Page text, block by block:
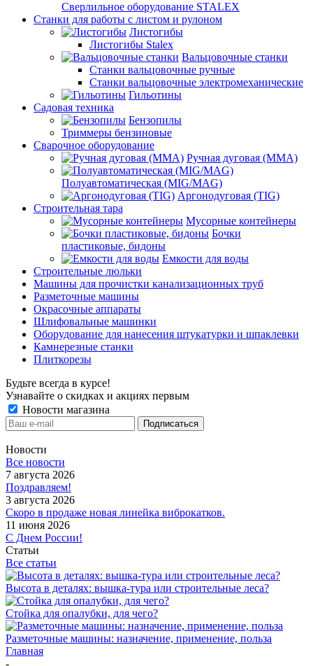
Сверлильное оборудование STALEX
Станки для работы с листом и рулоном
Листогибы
Листогибы Stalex
Вальцовочные станки
Станки вальцовочные ручные
Станки вальцовочные электромеханические
Гильотины
Садовая техника
Бензопилы
Триммеры бензиновые
Сварочное оборудование
Ручная дуговая (MMA)
Полуавтоматическая (MIG/MAG)
Аргонодуговая (TIG)
Строительная тара
Мусорные контейнеры
Бочки
пластиковые, бидоны
Емкости для воды
Строительные люльки
Машины для прочистки канализационных труб
Разметочные машины
Окрасочные аппараты
Шлифовальные машинки
Оборудование для нанесения штукатурки и шпаклевки
Камнерезные станки
Плиткорезы
Будьте всегда в курсе!
Узнавайте о скидках и акциях первым
Новости магазина
Новости
Все новости
7 августа 2026
Поздравляем!
3 августа 2026
Скоро в продаже новая линейка виброкатков.
11 июня 2026
С Днем России!
Статьи
Все статьи
Высота в деталях: вышка-тура или строительные леса?
Стойка для опалубки, для чего?
Разметочные машины: назначение, применение, польза
Главная
-